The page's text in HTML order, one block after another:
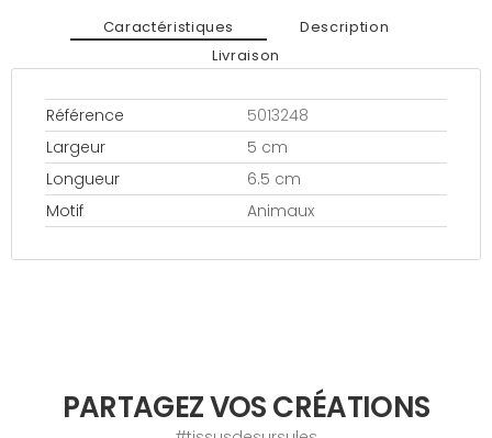
Caractéristiques
Description
Livraison
Référence
5013248
Largeur
5 cm
Longueur
6.5 cm
Motif
Animaux
PARTAGEZ VOS CRÉATIONS